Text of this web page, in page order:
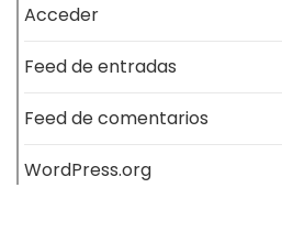
Acceder
Feed de entradas
Feed de comentarios
WordPress.org